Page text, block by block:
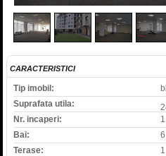
CARACTERISTICI
Tip imobil:
Suprafata utila:
Nr. incaperi:
1
Bai:
6
Terase:
1